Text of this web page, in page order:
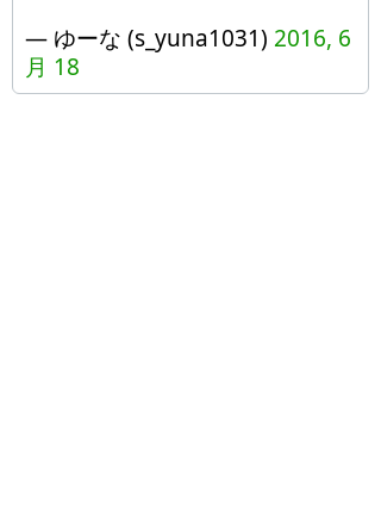
— ゆーな (s_yuna1031) 2016, 6
月 18